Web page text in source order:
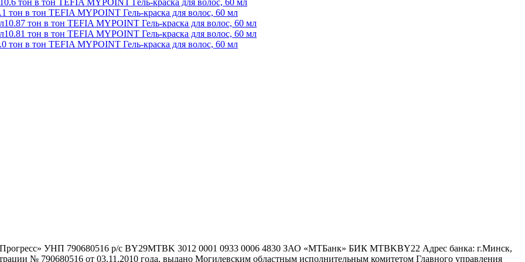
тон в тон TEFIA MYPOINT Гель-краска для волос, 60 мл
10.87 тон в тон TEFIA MYPOINT Гель-краска для волос, 60 мл
10.81 тон в тон TEFIA MYPOINT Гель-краска для волос, 60 мл
тон в тон TEFIA MYPOINT Гель-краска для волос, 60 мл
УНП 790680516 р/с BY29MTBK 3012 0001 0933 0006 4830 ЗАО «МТБанк» БИК MTBKBY22 Адрес банка: г.Минск,
№ 790680516 от 03.11.2010 года, выдано Могилевским областным исполнительным комитетом Главного управления